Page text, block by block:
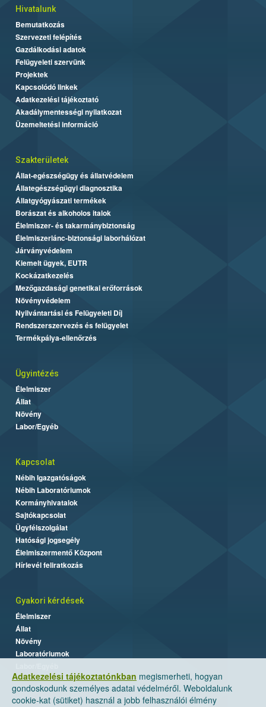
Adatkezelési tájékoztatónkban megismerheti, hogyan
gondoskodunk személyes adatai védelméről. Weboldalunk
cookie-kat (sütiket) használ a jobb felhasználói élmény
Hivatalunk
Bemutatkozás
Szervezeti felépítés
Gazdálkodási adatok
Felügyeleti szervünk
Projektek
Kapcsolódó linkek
Adatkezelési tájékoztató
Akadálymentességi nyilatkozat
Üzemeltetési információ
Szakterületek
Állat-egészségügy és állatvédelem
Állategészségügyi diagnosztika
Állatgyógyászati termékek
Borászat és alkoholos italok
Élelmiszer- és takarmánybiztonság
Élelmiszerlánc-biztonsági laborhálózat
Járványvédelem
Kiemelt ügyek, EUTR
Kockázatkezelés
Mezőgazdasági genetikai erőforrások
Növényvédelem
Nyilvántartási és Felügyeleti Díj
Rendszerszervezés és felügyelet
Termékpálya-ellenőrzés
Ügyintézés
Élelmiszer
Állat
Növény
Labor/Egyéb
Kapcsolat
Nébih Igazgatóságok
Nébih Laboratóriumok
Kormányhivatalok
Sajtókapcsolat
Ügyfélszolgálat
Hatósági jogsegély
Élelmiszermentő Központ
Hírlevél feliratkozás
Gyakori kérdések
Élelmiszer
Állat
Növény
Laboratóriumok